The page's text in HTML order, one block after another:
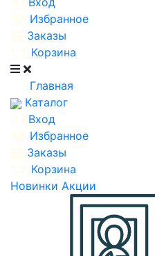
Избранное
Заказы
Корзина
Главная
Каталог
Вход
Избранное
Заказы
Корзина
Новинки Акции